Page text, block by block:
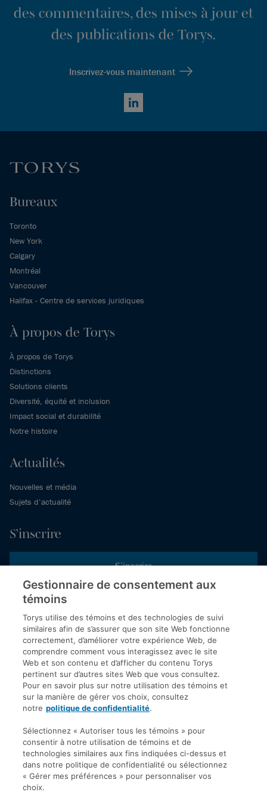
des commentaires, des mises à jour et
des publications de Torys.
Inscrivez-vous maintenant
LinkedIn
Bureaux
Toronto
New York
Calgary
Montréal
Vancouver
Halifax - Centre de services juridiques
À propos de Torys
À propos de Torys
Distinctions
Solutions clients
Diversité, équité et inclusion
Impact social et durabilité
Notre histoire
Actualités
Nouvelles et média
Sujets d’actualité
S’inscrire
S’inscrire
Inscrivez-vous aux publications de Torys pour recevoir nos derniers
commentaires, notre calendrier de webinaires et d’événements et
plus encore.
© 2026 Société d'avocats Torys S.E.N.C.R.L. Tous droits
réservés.
Politique de protection des renseignements personnels
Droit d’auteur
Avis de non-responsabilité
Modalités générales
Accessibilité
Gestionnaire de consentement aux
témoins
Torys utilise des témoins et des technologies de suivi
similaires afin de s’assurer que son site Web fonctionne
correctement, d’améliorer votre expérience Web, de
comprendre comment vous interagissez avec le site
Web et son contenu et d’afficher du contenu Torys
pertinent sur d’autres sites Web que vous consultez.
Pour en savoir plus sur notre utilisation des témoins et
sur la manière de gérer vos choix, consultez
notre politique de confidentialité.
Sélectionnez « Autoriser tous les témoins » pour
consentir à notre utilisation de témoins et de
technologies similaires aux fins indiquées ci-dessus et
dans notre politique de confidentialité ou sélectionnez
« Gérer mes préférences » pour personnaliser vos
choix.